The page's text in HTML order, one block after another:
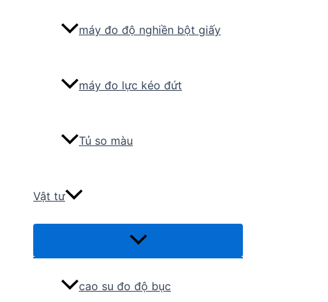
máy đo độ nghiền bột giấy
máy đo lực kéo đứt
Tủ so màu
Vật tư
Menu
cao su đo độ bục